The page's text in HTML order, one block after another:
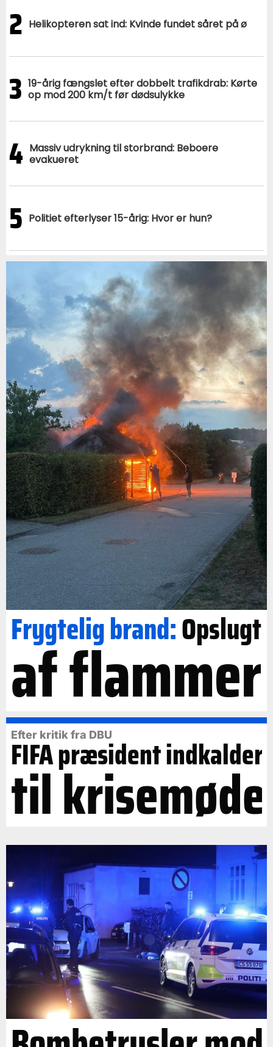
2 Helikopteren sat ind: Kvinde fundet såret på ø
3 19-årig fængslet efter dobbelt trafikdrab: Kørte
op mod 200 km/t før dødsulykke
4 Massiv udrykning til storbrand: Beboere
evakueret
5 Politiet efterlyser 15-årig: Hvor er hun?
Frygtelig brand:Opslugt
af flammer
Efter kritik fra DBU
FIFA præsident indkalder
til krisemøde